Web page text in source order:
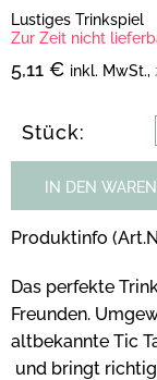
Lustiges Trinkspiel
Zur Zeit nicht
5,11 € inkl. MwSt.,
Stück:
IN DEN
Produktinfo
Das perfekte
Freunden.
altbekannte Tic
und bringt